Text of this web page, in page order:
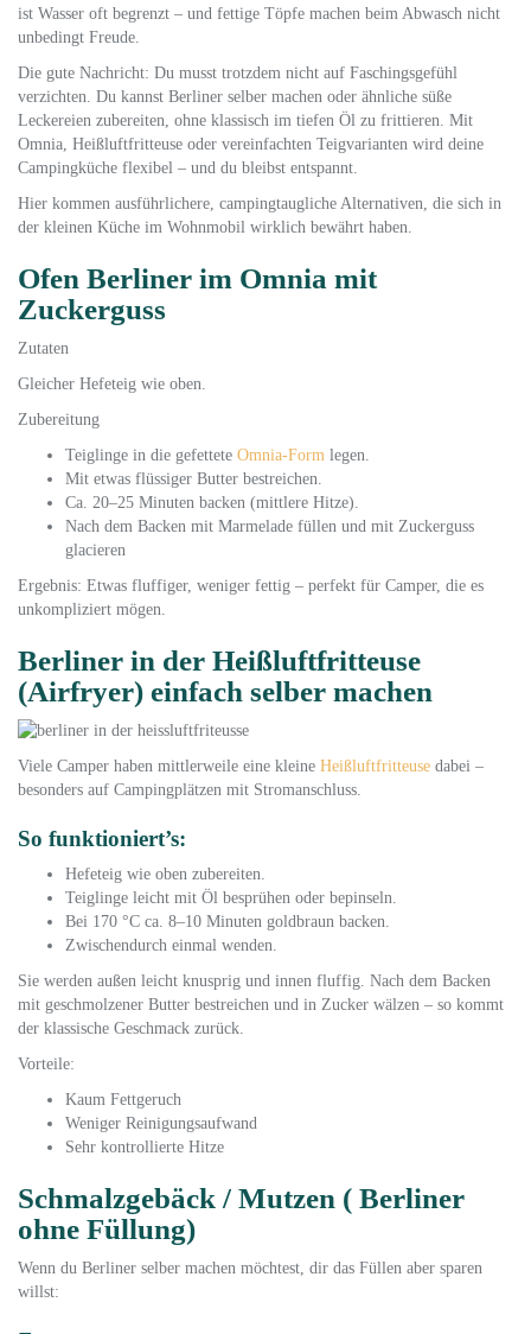
ist Wasser oft begrenzt – und fettige Töpfe machen beim Abwasch nicht
unbedingt Freude.
Die gute Nachricht: Du musst trotzdem nicht auf Faschingsgefühl
verzichten. Du kannst Berliner selber machen oder ähnliche süße
Leckereien zubereiten, ohne klassisch im tiefen Öl zu frittieren. Mit
Omnia, Heißluftfritteuse oder vereinfachten Teigvarianten wird deine
Campingküche flexibel – und du bleibst entspannt.
Hier kommen ausführlichere, campingtaugliche Alternativen, die sich in
der kleinen Küche im Wohnmobil wirklich bewährt haben.
Ofen Berliner im Omnia mit
Zuckerguss
Zutaten
Gleicher Hefeteig wie oben.
Zubereitung
Teiglinge in die gefettete Omnia-Form legen.
Mit etwas flüssiger Butter bestreichen.
Ca. 20–25 Minuten backen (mittlere Hitze).
Nach dem Backen mit Marmelade füllen und mit Zuckerguss
glacieren
Ergebnis: Etwas fluffiger, weniger fettig – perfekt für Camper, die es
unkompliziert mögen.
Berliner in der Heißluftfritteuse
(Airfryer) einfach selber machen
Viele Camper haben mittlerweile eine kleine Heißluftfritteuse dabei –
besonders auf Campingplätzen mit Stromanschluss.
So funktioniert’s:
Hefeteig wie oben zubereiten.
Teiglinge leicht mit Öl besprühen oder bepinseln.
Bei 170 °C ca. 8–10 Minuten goldbraun backen.
Zwischendurch einmal wenden.
Sie werden außen leicht knusprig und innen fluffig. Nach dem Backen
mit geschmolzener Butter bestreichen und in Zucker wälzen – so kommt
der klassische Geschmack zurück.
Vorteile:
Kaum Fettgeruch
Weniger Reinigungsaufwand
Sehr kontrollierte Hitze
Schmalzgebäck / Mutzen ( Berliner
ohne Füllung)
Wenn du Berliner selber machen möchtest, dir das Füllen aber sparen
willst: